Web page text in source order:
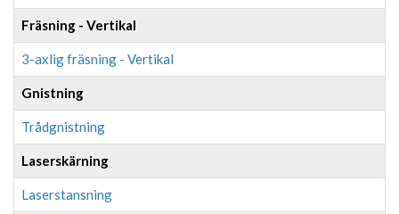
Fräsning - Vertikal
3-axlig fräsning - Vertikal
Gnistning
Trådgnistning
Laserskärning
Laserstansning